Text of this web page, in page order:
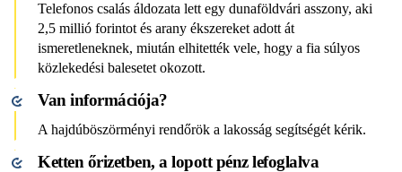
Telefonos csalás áldozata lett egy dunaföldvári asszony, aki
2,5 millió forintot és arany ékszereket adott át
ismeretleneknek, miután elhitették vele, hogy a fia súlyos
közlekedési balesetet okozott.
Van információja?
A hajdúböszörményi rendőrök a lakosság segítségét kérik.
Ketten őrizetben, a lopott pénz lefoglalva